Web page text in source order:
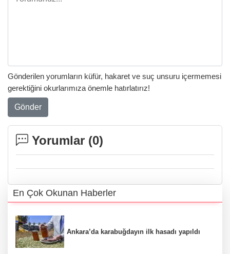
Gönderilen yorumların küfür, hakaret ve suç unsuru içermemesi
gerektiğini okurlarımıza önemle hatırlatırız!
Gönder
Yorumlar (0)
En Çok Okunan Haberler
Ankara’da karabuğdayın ilk hasadı yapıldı